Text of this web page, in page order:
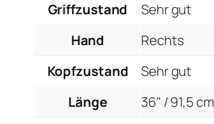
Griffzustand
Sehr gut
Hand
Rechts
Kopfzustand
Sehr gut
Länge
36" / 91,5 cm